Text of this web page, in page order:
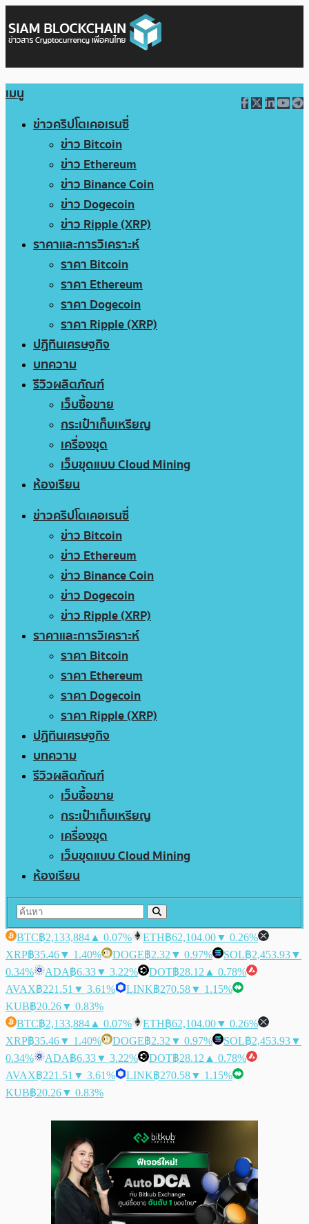
เมนู
ข่าวคริปโตเคอเรนซี่
ข่าว Bitcoin
ข่าว Ethereum
ข่าว Binance Coin
ข่าว Dogecoin
ข่าว Ripple (XRP)
ราคาและการวิเคราะห์
ราคา Bitcoin
ราคา Ethereum
ราคา Dogecoin
ราคา Ripple (XRP)
ปฏิทินเศรษฐกิจ
บทความ
รีวิวผลิตภัณฑ์
เว็บซื้อขาย
กระเป๋าเก็บเหรียญ
เครื่องขุด
เว็บขุดแบบ Cloud Mining
ห้องเรียน
ข่าวคริปโตเคอเรนซี่
ข่าว Bitcoin
ข่าว Ethereum
ข่าว Binance Coin
ข่าว Dogecoin
ข่าว Ripple (XRP)
ราคาและการวิเคราะห์
ราคา Bitcoin
ราคา Ethereum
ราคา Dogecoin
ราคา Ripple (XRP)
ปฏิทินเศรษฐกิจ
บทความ
รีวิวผลิตภัณฑ์
เว็บซื้อขาย
กระเป๋าเก็บเหรียญ
เครื่องขุด
เว็บขุดแบบ Cloud Mining
ห้องเรียน
BTC฿2,133,884 ▲ 0.07% ETH฿62,104.00▼ 0.26%
XRP฿35.46▼ 1.40% DOGE฿2.32 ▼ 0.97% SOL฿2,453.93▼
0.34%
ADA฿6.33▼ 3.22% DOT฿28.12 ▲ 0.78%
AVAX฿221.51 ▼ 3.61% LINK฿270.58▼ 1.15%
KUB฿20.26▼ 0.83%
BTC฿2,133,884 ▲ 0.07% ETH฿62,104.00▼ 0.26%
XRP฿35.46▼ 1.40% DOGE฿2.32 ▼ 0.97% SOL฿2,453.93▼
0.34%
ADA฿6.33▼ 3.22% DOT฿28.12 ▲ 0.78%
AVAX฿221.51 ▼ 3.61% LINK฿270.58▼ 1.15%
KUB฿20.26▼ 0.83%